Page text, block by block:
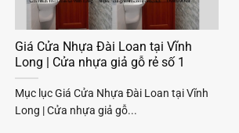
Giá Cửa Nhựa Đài Loan tại Vĩnh
Long | Cửa nhựa giả gỗ rẻ số 1
Mục lục Giá Cửa Nhựa Đài Loan tại Vĩnh
Long | Cửa nhựa giả gỗ...